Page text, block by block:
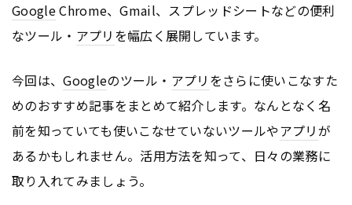
GoogleChrome、Gmail、スプレッドシートなどの便利
なツール・ アプリ を幅広く展開しています。
今回は、Googleのツール・ アプリ をさらに使いこなすた
めのおすすめ記事をまとめて紹介します。なんとなく名
前を知っていても使いこなせていないツールやアプリが
あるかもしれません。活用方法を知って、日々の業務に
取り入れてみましょう。